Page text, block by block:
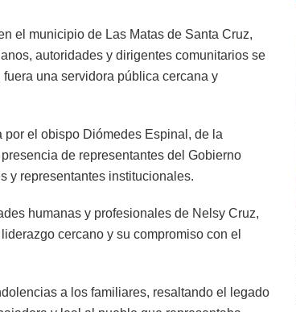
el municipio de Las Matas de Santa Cruz,
autoridades y dirigentes comunitarios se
una servidora pública cercana y
por el obispo Diómedes Espinal, de la
de representantes del Gobierno
y representantes institucionales.
humanas y profesionales de Nelsy Cruz,
cercano y su compromiso con el
a los familiares, resaltando el legado